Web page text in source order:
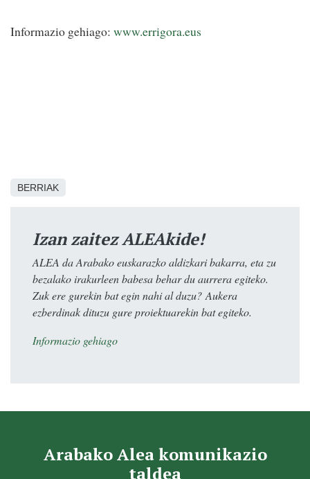
Informazio gehiago: www.errigora.eus
BERRIAK
Izan zaitez ALEAkide!
ALEA da Arabako euskarazko aldizkari bakarra, eta zu
bezalako irakurleen babesa behar du aurrera egiteko.
Zuk ere gurekin bat egin nahi al duzu? Aukera
ezberdinak dituzu gure proiektuarekin bat egiteko.
Informazio gehiago
Arabako Alea komunikazio
taldea